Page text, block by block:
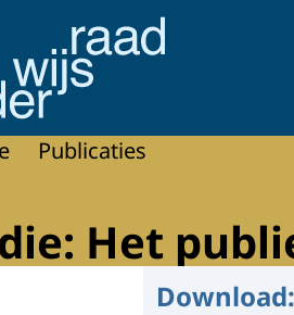
van Onderwijsraad
Publicaties
Het
Download: